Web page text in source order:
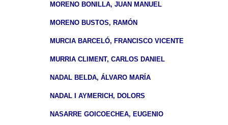
MORENO BONILLA, JUAN MANUEL
MORENO BUSTOS, RAMÓN
MURCIA BARCELÓ, FRANCISCO VICENTE
MURRIA CLIMENT, CARLOS DANIEL
NADAL BELDA, ÁLVARO MARÍA
NADAL I AYMERICH, DOLORS
NASARRE GOICOECHEA, EUGENIO